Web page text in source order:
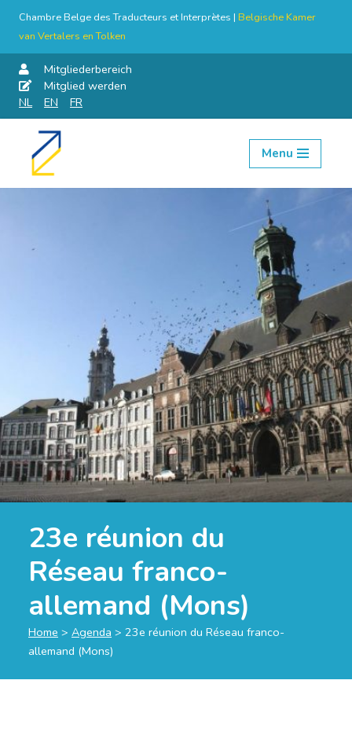
Chambre Belge des Traducteurs et Interprètes | Belgische Kamer
van Vertalers en Tolken
Mitgliederbereich
Mitglied werden
NL
EN FR
Skip
Menu
23e réunion du
Réseau franco-
allemand (Mons)
Home > Agenda > 23e réunion du Réseau franco-
allemand (Mons)